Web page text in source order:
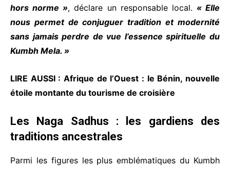
hors norme », déclare un responsable local. « Elle
nous permet de conjuguer tradition et modernité
sans jamais perdre de vue l’essence spirituelle du
Kumbh Mela. »
LIRE AUSSI : Afrique de l’Ouest : le Bénin, nouvelle
étoile montante du tourisme de croisière
Les Naga Sadhus : les gardiens des
traditions ancestrales
Parmi les figures les plus emblématiques du Kumbh